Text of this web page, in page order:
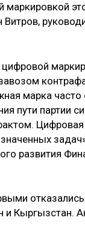
марка часто
пути партии
развития
и Кыргызстан.